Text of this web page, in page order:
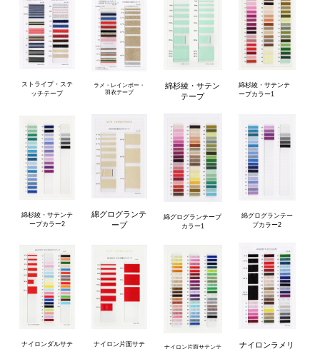
ストライプ・ステ
ッチテープ
ラメ・レインボー・
羽衣テープ
綿杉綾・サテン
テープ
綿杉綾・サテンテ
ープカラー1
綿杉綾・サテンテ
ープカラー2
綿グログランテ
ープ
綿グログランテープ
カラー1
綿グログランテー
プカラー2
ナイロンダルサテ
ナイロン片面サテ
ナイロン片面サテンテ
ナイロンラメリ